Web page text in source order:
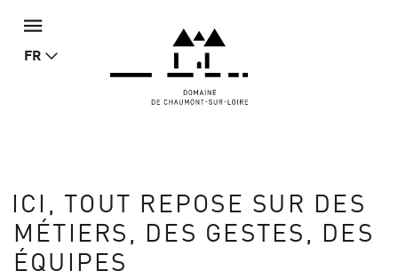
FR
ICI, TOUT REPOSE SUR DES
MÉTIERS, DES GESTES, DES
ÉQUIPES